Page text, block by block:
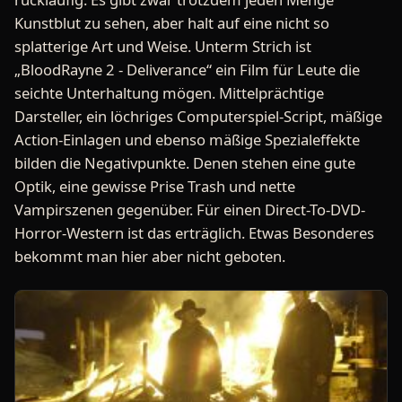
Kunstblut zu sehen, aber halt auf eine nicht so
splatterige Art und Weise. Unterm Strich ist
„BloodRayne 2 - Deliverance“ ein Film für Leute die
seichte Unterhaltung mögen. Mittelprächtige
Darsteller, ein löchriges Computerspiel-Script, mäßige
Action-Einlagen und ebenso mäßige Spezialeffekte
bilden die Negativpunkte. Denen stehen eine gute
Optik, eine gewisse Prise Trash und nette
Vampirszenen gegenüber. Für einen Direct-To-DVD-
Horror-Western ist das erträglich. Etwas Besonderes
bekommt man hier aber nicht geboten.